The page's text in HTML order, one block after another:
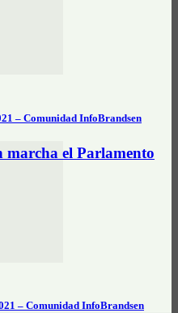
– Comunidad InfoBrandsen
– Comunidad InfoBrandsen
marcha el Parlamento